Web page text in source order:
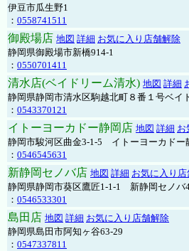
伊豆市瓜生野1
： 0558741511
御殿場店 地図 詳細 お気に入り店舗解除
静岡県御殿場市新橋914-1
： 0550701411
清水店(ベイドリーム清水) 地図 詳細
静岡県静岡市清水区駒越北町８番１号ベイ
： 0543370121
イトーヨーカドー静岡店 地図 詳細 お
静岡市駿河区曲金3-1-5 イトーヨーカドー
： 0546545631
新静岡セノバ店 地図 詳細 お気に入り
静岡県静岡市葵区鷹匠1-1-1 新静岡セノバ
： 0546533301
島田店 地図 詳細 お気に入り店舗解除
静岡県島田市阿知ヶ谷63-29
： 0547337811